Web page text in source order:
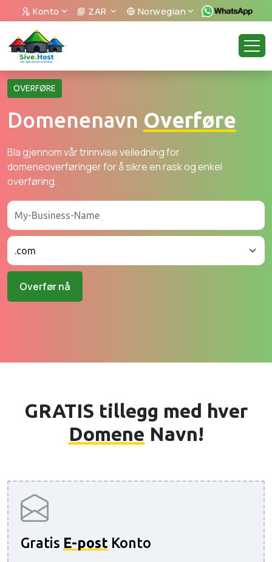
Konto ZAR Norwegian
OVERFØRE
Domenenavn Overføre
Bla gjennom vår trinnvise veiledning for
domeneoverføringer for å sikre en rask og enkel
overføring.
Overfør nå
GRATIS tillegg med hver
Domene Navn!
Gratis E-post Konto